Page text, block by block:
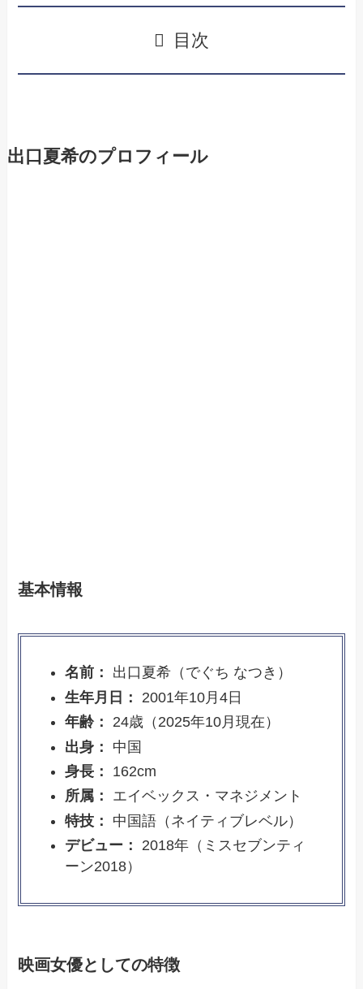
目次
出口夏希のプロフィール
基本情報
名前：
出口夏希（でぐち なつき）
生年月日：
2001年10月4日
年齢：
24歳（2025年10月現在）
出身：
中国
身長：
162cm
所属：
エイベックス・マネジメント
特技：
中国語（ネイティブレベル）
デビュー：
2018年（ミスセブンティ
ーン2018）
映画女優としての特徴